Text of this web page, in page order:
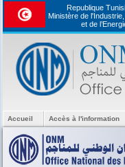
Republique
Ministère de
et de
Accueil Accès à l'information